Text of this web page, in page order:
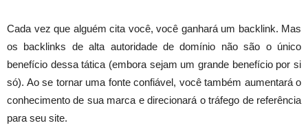
Cada vez que alguém cita você, você ganhará um backlink. Mas
os backlinks de alta autoridade de domínio não são o único
benefício dessa tática (embora sejam um grande benefício por si
só). Ao se tornar uma fonte confiável, você também aumentará o
conhecimento de sua marca e direcionará o tráfego de referência
para seu site.